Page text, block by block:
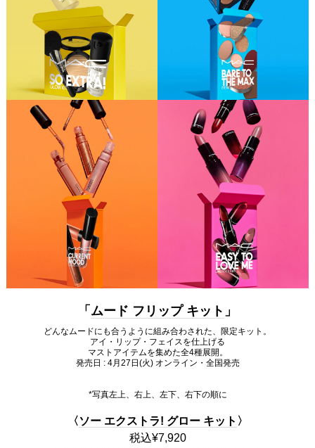
「 ムード フリップ キット 」
どんなムードにも合うように組み合わされた、限定キット。
アイ・リップ・フェイスを仕上げる
マストアイテムを集めた全4種展開。
発売日 : 4月27日(火) オンライン・全国発売
*写真左上、右上、左下、右下の順に
〈 ソー エクストラ! グロー キット 〉
税込¥7,920